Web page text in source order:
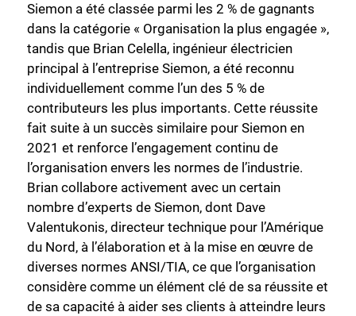
Siemon a été classée parmi les 2 % de gagnants
dans la catégorie « Organisation la plus engagée »,
tandis que Brian Celella, ingénieur électricien
principal à l’entreprise Siemon, a été reconnu
individuellement comme l’un des 5 % de
contributeurs les plus importants. Cette réussite
fait suite à un succès similaire pour Siemon en
2021 et renforce l’engagement continu de
l’organisation envers les normes de l’industrie.
Brian collabore activement avec un certain
nombre d’experts de Siemon, dont Dave
Valentukonis, directeur technique pour l’Amérique
du Nord, à l’élaboration et à la mise en œuvre de
diverses normes ANSI/TIA, ce que l’organisation
considère comme un élément clé de sa réussite et
de sa capacité à aider ses clients à atteindre leurs